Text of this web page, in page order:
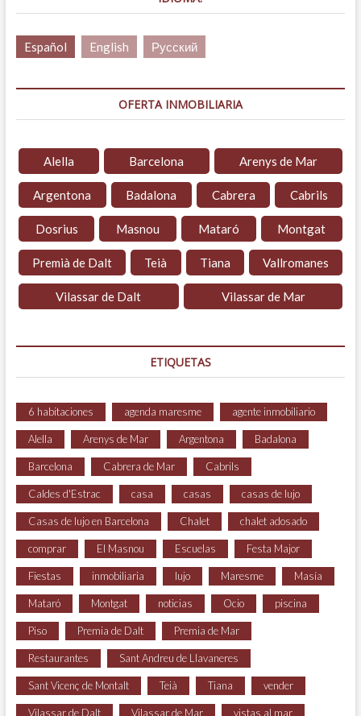
Español English Русский
OFERTA INMOBILIARIA
Alella Barcelona Arenys de Mar
Argentona Badalona Cabrera Cabrils
Dosrius Masnou Mataró Montgat
Premià de Dalt Teià Tiana Vallromanes
Vilassar de Dalt Vilassar de Mar
ETIQUETAS
6 habitaciones agenda maresme agente inmobiliario
Alella Arenys de Mar Argentona Badalona
Barcelona Cabrera de Mar Cabrils
Caldes d'Estrac casa casas casas de lujo
Casas de lujo en Barcelona Chalet chalet adosado
comprar El Masnou Escuelas Festa Major
Fiestas inmobiliaria lujo Maresme Masía
Mataró Montgat noticias Ocio piscina
Piso Premia de Dalt Premia de Mar
Restaurantes Sant Andreu de Llavaneres
Sant Vicenç de Montalt Teià Tiana vender
Vilassar de Dalt Vilassar de Mar vistas al mar